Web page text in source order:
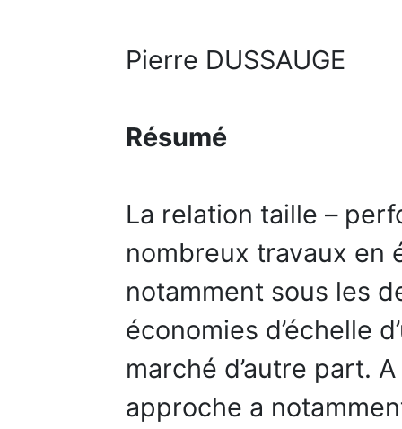
Pierre DUSSAUGE
Résumé
La relation taille –
nombreux travaux en
notamment sous les
économies d’échelle
marché d’autre part.
approche a